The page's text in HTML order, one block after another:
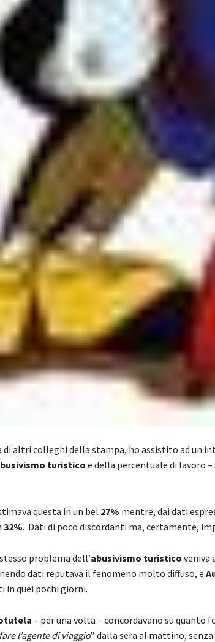
di altri colleghi della stampa, ho assistito ad un
turistico e della percentuale di lavoro
questa in un bel 27% mentre, dai dati
32%. Dati di poco discordanti ma, certamente,
problema dell’abusivismo turistico veniva
dati reputava il fenomeno molto diffuso, e
quei pochi giorni.
– per una volta – concordavano su quanto
fare l’agente di viaggio” dalla sera al mattino,